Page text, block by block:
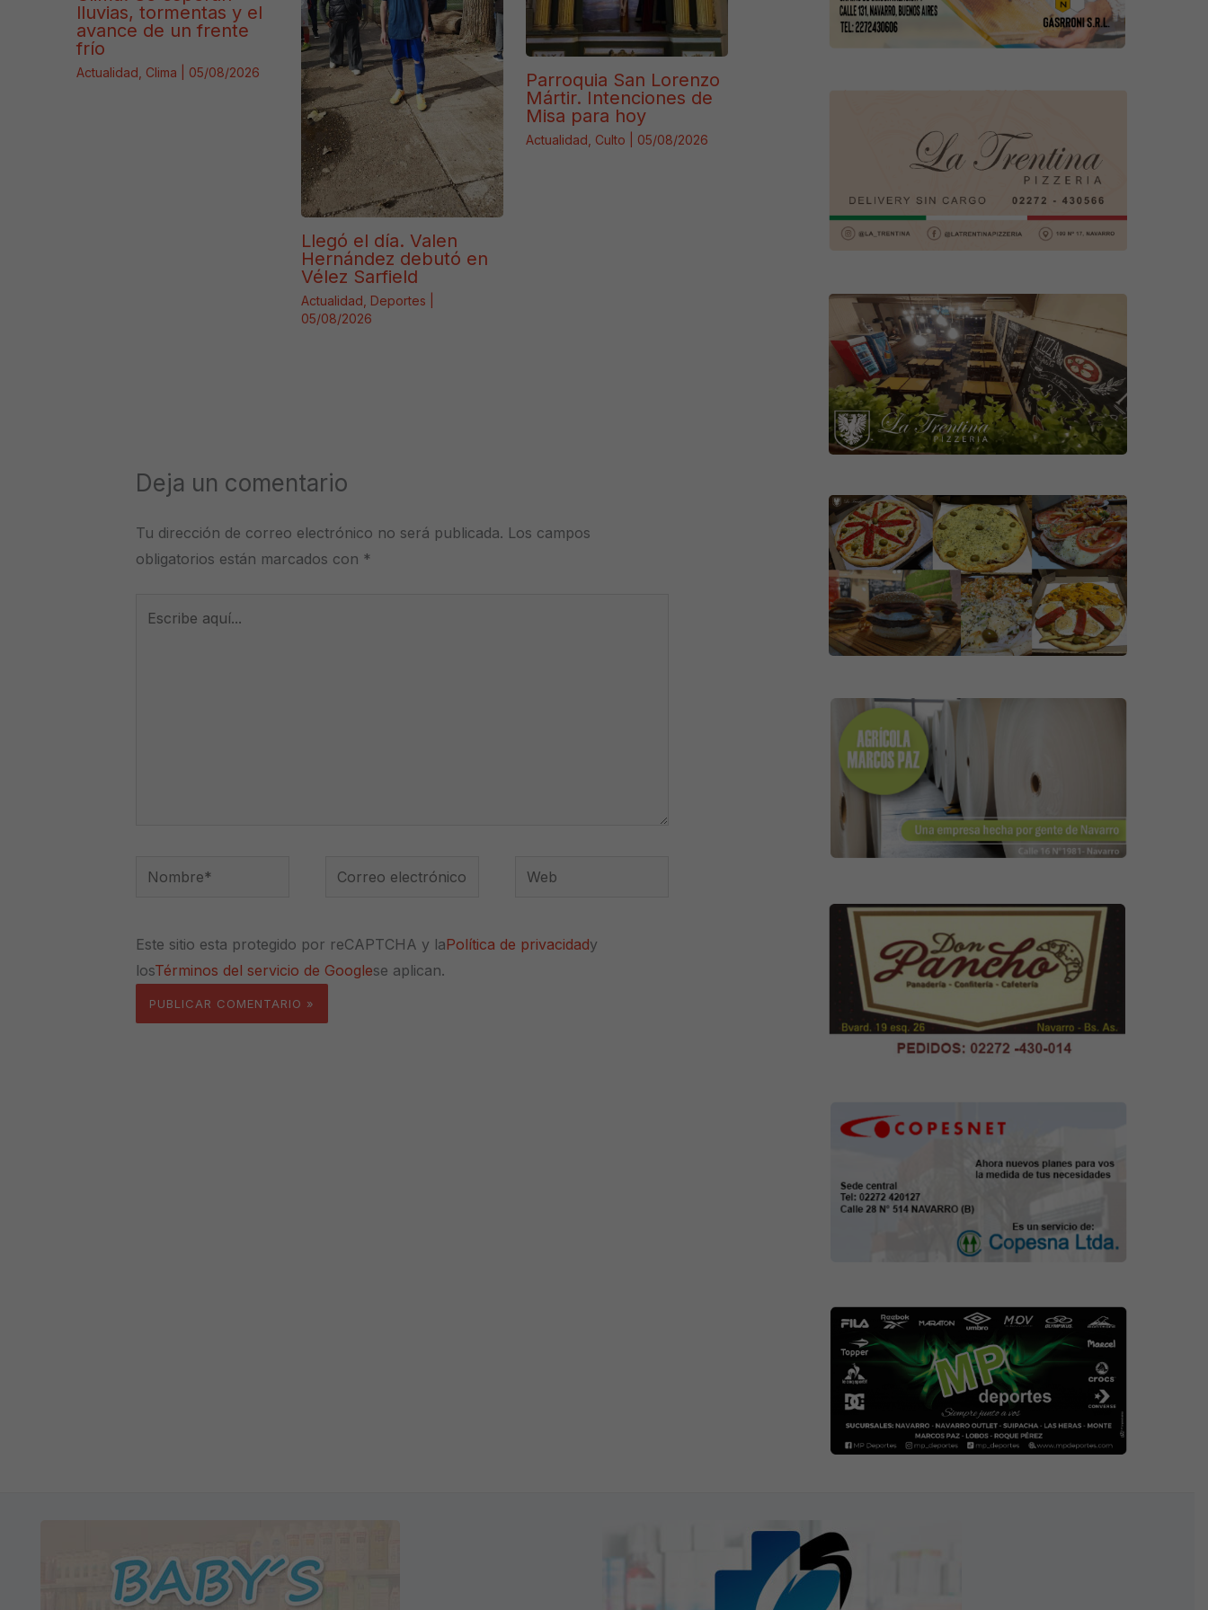
lluvias, tormentas y el
avance de un frente
frío
Actualidad, Clima 05/08/2026
Llegó el día. Valen
Hernández debutó en
Vélez Sarfield
Actualidad Deportes
05/08/2026
Parroquia San Lorenzo
Mártir. Intenciones de
Misa para hoy
Actualidad Culto 05/08/2026
Deja un comentario
Tu dirección de correo electrónico no será publicada. Los campos
obligatorios están marcados con *
Nombre*
Correo
Web
Este sitio esta protegido por reCAPTCHA y laPolítica de privacidady
losTérminos del servicio de Googlese aplican.